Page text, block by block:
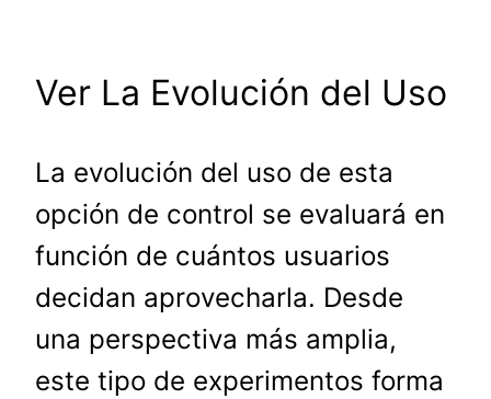
Ver La Evolución del Uso
La evolución del uso de esta
opción de control se evaluará en
función de cuántos usuarios
decidan aprovecharla. Desde
una perspectiva más amplia,
este tipo de experimentos forma